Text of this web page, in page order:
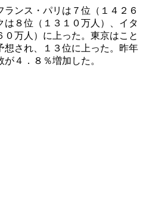
ンス・パリは７位（１４２６
８位（１３１０万人）、イタ
０万人）に上った。東京はこと
想され、１３位に上った。昨年
が４．８％増加した。